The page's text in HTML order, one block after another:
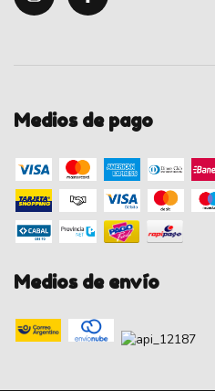
Medios de pago
Medios de envío